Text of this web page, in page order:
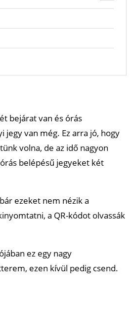
bejárat van és órás
van még. Ez arra jó, hogy
volna, de az idő nagyon
belépésű jegyeket két
ezeket nem nézik a
a QR-kódot olvassák
ez egy nagy
ezen kívül pedig csend.